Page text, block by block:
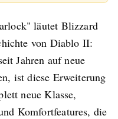
läutet Blizzard
von Diablo II:
Jahren auf neue
ist diese Erweiterung
neue Klasse,
Komfortfeatures, die